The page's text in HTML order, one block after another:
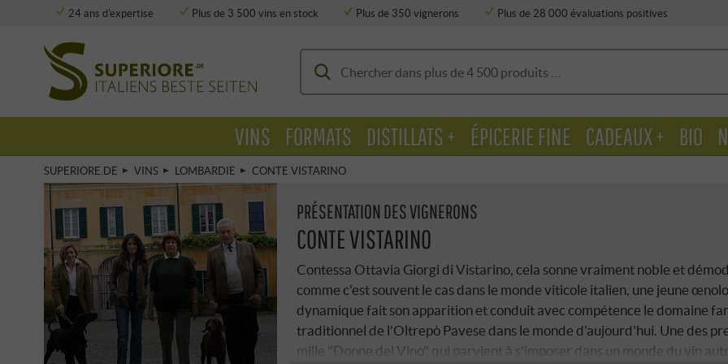
24 ans d'expertise Plus de 3 500 vins en stock Plus de 350 vignerons
Plus de 28 000 évaluations positives
SUPERIORE.DE VINS LOMBARDIE CONTE VISTARINO
PRÉSENTATION DES VIGNERONS
CONTE VISTARINO
Contessa Ottavia Giorgi di Vistarino, cela sonne vraiment noble et
comme c'est souvent le cas dans le monde viticole italien, une jeune
dynamique fait son apparition et conduit avec compétence le domaine
traditionnel de l'Oltrepò Pavese dans le monde d'aujourd'hui. Une des
mille "Donne del Vino" qui parvient à s'imposer dans un monde du vin
VINS FORMATS DISTILLATS + ÉPICERIE FINE CADEAUX + BIO